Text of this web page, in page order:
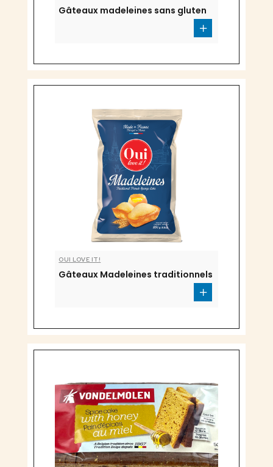
Gâteaux madeleines sans gluten
OUI LOVE IT!
Gâteaux Madeleines traditionnels